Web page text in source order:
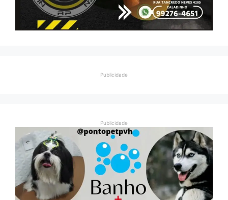
Publicidade
Publicidade